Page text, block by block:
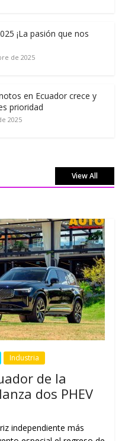
¡La pasión que nos
de 2025
en Ecuador crece y
prioridad
2025
View All
Industria
de la
dos PHEV
independiente más